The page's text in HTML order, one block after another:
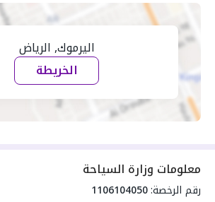
اليرموك, الرياض
الخريطة
معلومات وزارة السياحة
رقم الرخصة:1106104050